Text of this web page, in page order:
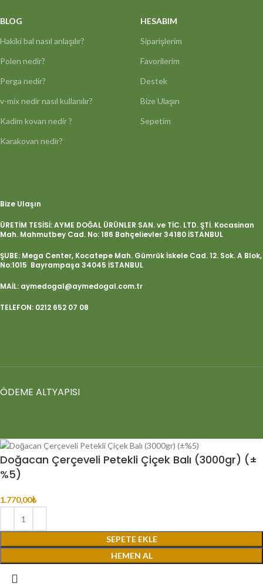
BLOG
Hakiki bal nasıl anlaşılır?
Polen nedir?
Perga nedir?
v-mix nedir nasıl kullanılır?
Kadim kovan nedir ?
Karakovan nedir?
HESABIM
Siparişlerim
Favorilerim
Destek
Bize Ulaşın
Sepetim
Bize Ulaşın
ÜRETİM TESİSİ: AYME DOĞAL ÜRÜNLER SAN. ve TİC. LTD. ŞTİ. Kocasinan
Mah. Mahmutbey Cad. No: 186 Bahçelievler 34180 İSTANBUL
ŞUBE: Mega Center, Kocatepe Mah. Gümrük İskele Cad. 12. Sok. A Blok,
No:1015 Bayrampaşa 34045 İSTANBUL
MAİL: aymedogal@aymedogal.com.tr
TELEFON: 0212 652 07 08
ÖDEME ALTYAPISI
Doğacan Çerçeveli Petekli Çiçek Balı (3000gr) (±
%5)
1.770,00₺
SEPETE EKLE
HEMEN AL